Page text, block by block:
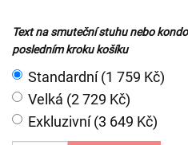
Text na smuteční stuhu nebo
posledním kroku košíku
Standardní (1 759 Kč)
Velká (2 729 Kč)
Exkluzivní (3 649 Kč)